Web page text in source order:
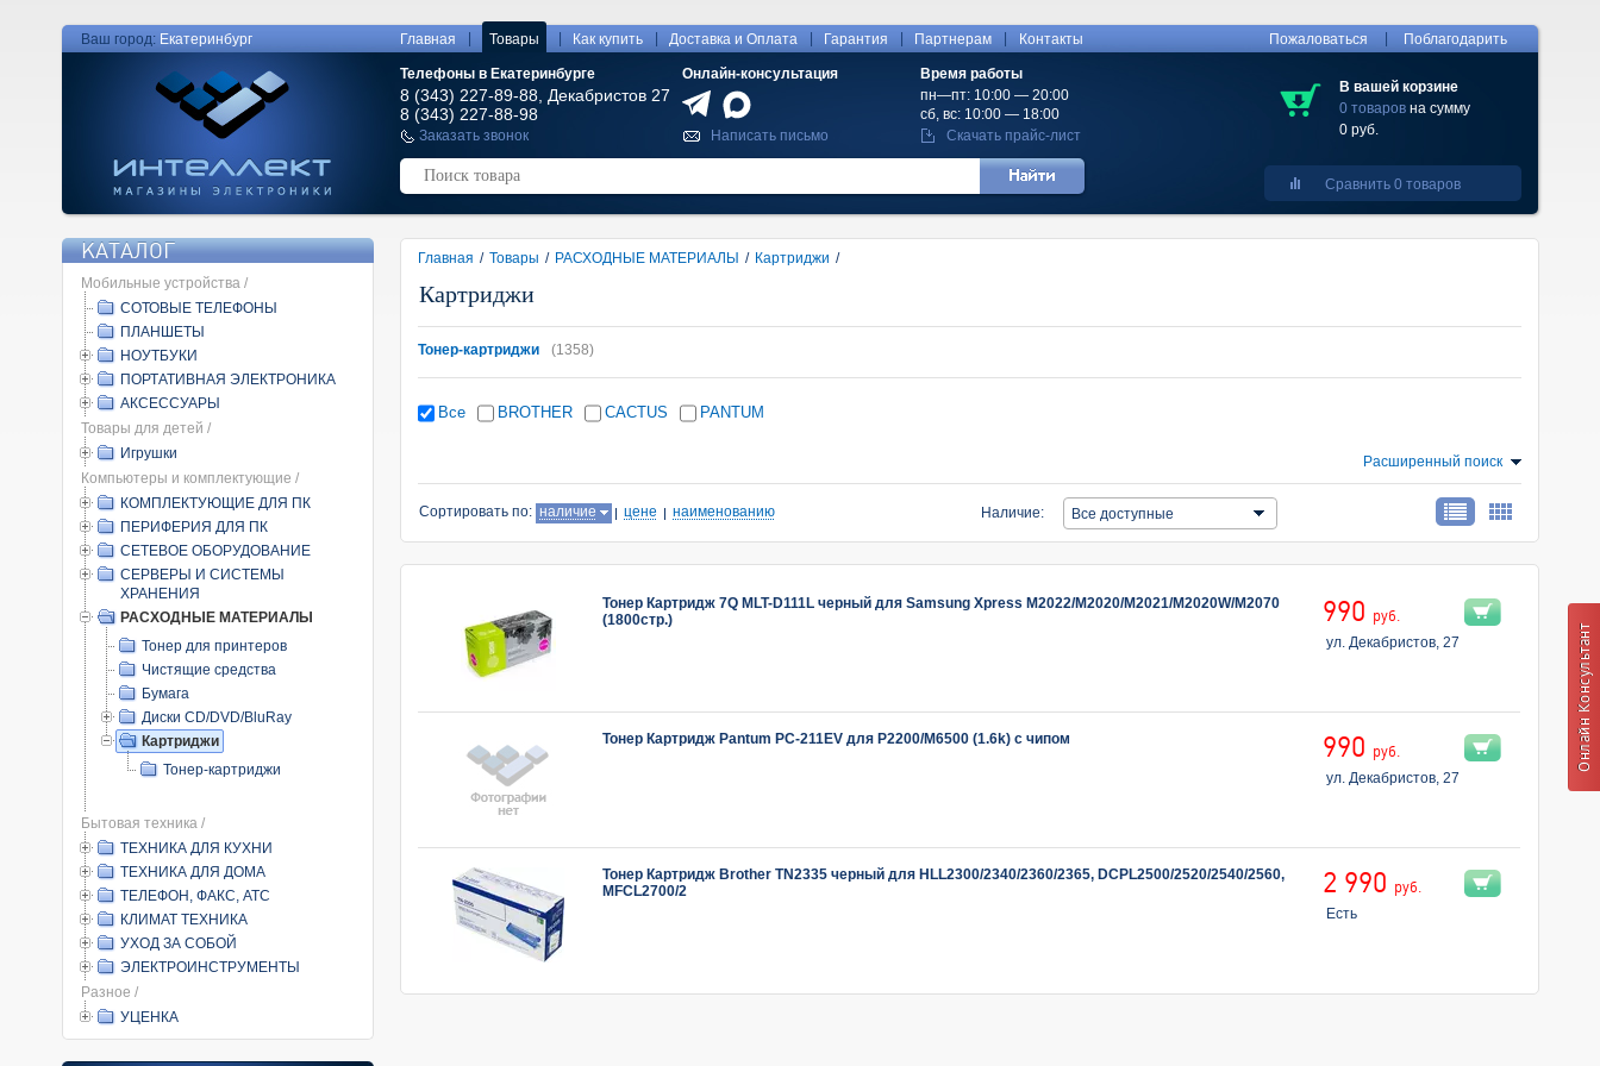
Ваш город: Екатеринбург Главная Товары Как купить Доставка и Оплата Гарантия Партнерам Контакты
Телефоны в Екатеринбурге
8 (343) 227-89-88, Декабристов 27
8 (343) 227-88-98
Онлайн-консультация
Время работы
пн—пт: 10:00 — 20:00
сб, вс: 10:00 — 18:00
Заказать звонок
Написать письмо Скачать прайс-лист
Пожаловаться Поблагодарить
В вашей корзине
0 товаров на сумму
0 руб.
Сравнить 0 товаров
КАТАЛОГ
Мобильные устройства /
СОТОВЫЕ ТЕЛЕФОНЫ
ПЛАНШЕТЫ
НОУТБУКИ
ПОРТАТИВНАЯ ЭЛЕКТРОНИКА
АКСЕССУАРЫ
Товары для детей /
Игрушки
Компьютеры и комплектующие /
КОМПЛЕКТУЮЩИЕ ДЛЯ ПК
ПЕРИФЕРИЯ ДЛЯ ПК
СЕТЕВОЕ ОБОРУДОВАНИЕ
СЕРВЕРЫ И СИСТЕМЫ
ХРАНЕНИЯ
РАСХОДНЫЕ МАТЕРИАЛЫ
Тонер для принтеров
Чистящие средства
Бумага
Диски CD/DVD/BluRay
Картриджи
Тонер-картриджи
Бытовая техника /
ТЕХНИКА ДЛЯ КУХНИ
ТЕХНИКА ДЛЯ ДОМА
ТЕЛЕФОН, ФАКС, АТС
КЛИМАТ ТЕХНИКА
УХОД ЗА СОБОЙ
ЭЛЕКТРОИНСТРУМЕНТЫ
Разное /
УЦЕНКА
Главная / Товары / РАСХОДНЫЕ МАТЕРИАЛЫ / Картриджи /
Картриджи
Тонер-картриджи (1358)
Все BROTHER CACTUS PANTUM
Расширенный поиск
Сортировать по: наличие цене наименованию Наличие: Все доступные
Тонер Картридж 7Q MLT-D111L черный для Samsung Xpress M2022/M2020/M2021/M2020W/M2070
(1800стр.)
990 руб.
ул. Декабристов, 27
Тонер Картридж Pantum PC-211EV для P2200/M6500 (1.6k) с чипом 990 руб.
ул. Декабристов, 27
Тонер Картридж Brother TN2335 черный для HLL2300/2340/2360/2365, DCPL2500/2520/2540/2560,
MFCL2700/2
2 990 руб.
Есть